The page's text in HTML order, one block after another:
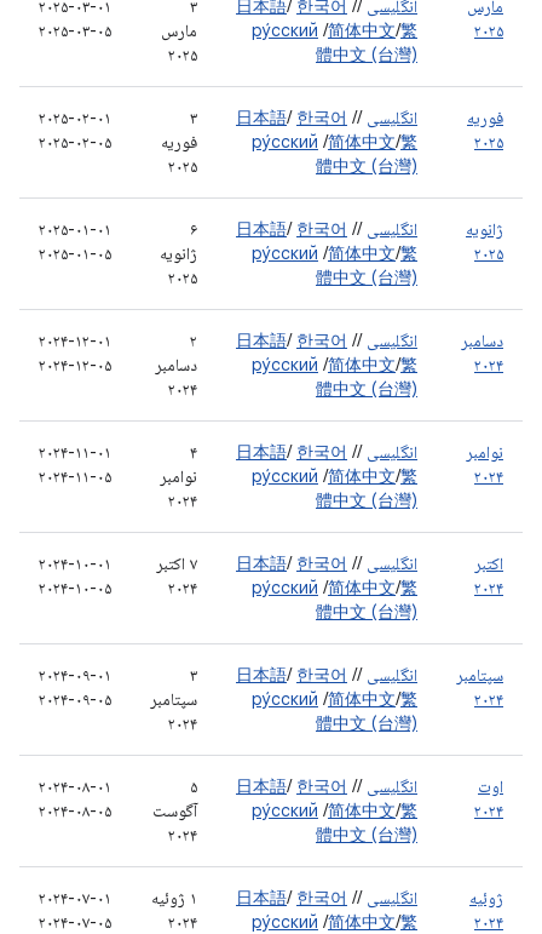
مارس
۲۰۲۵
انگلیسی /
日本語/ 한국어 /
ру́сский /简体中文/繁
體中文 (台灣)
۳
مارس
۲۰۲۵
۲۰۲۵-۰۳-۰۱
۲۰۲۵-۰۳-۰۵
فوریه
۲۰۲۵
انگلیسی /
日本語/ 한국어 /
ру́сский /简体中文/繁
體中文 (台灣)
۳
فوریه
۲۰۲۵
۲۰۲۵-۰۲-۰۱
۲۰۲۵-۰۲-۰۵
ژانویه
۲۰۲۵
انگلیسی /
日本語/ 한국어 /
ру́сский /简体中文/繁
體中文 (台灣)
۶
ژانویه
۲۰۲۵
۲۰۲۵-۰۱-۰۱
۲۰۲۵-۰۱-۰۵
دسامبر
۲۰۲۴
انگلیسی /
日本語/ 한국어 /
ру́сский /简体中文/繁
體中文 (台灣)
۲
دسامبر
۲۰۲۴
۲۰۲۴-۱۲-۰۱
۲۰۲۴-۱۲-۰۵
نوامبر
۲۰۲۴
انگلیسی /
日本語/ 한국어 /
ру́сский /简体中文/繁
體中文 (台灣)
۴
نوامبر
۲۰۲۴
۲۰۲۴-۱۱-۰۱
۲۰۲۴-۱۱-۰۵
اکتبر
۲۰۲۴
انگلیسی /
日本語/ 한국어 /
ру́сский /简体中文/繁
體中文 (台灣)
۷ اکتبر
۲۰۲۴
۲۰۲۴-۱۰-۰۱
۲۰۲۴-۱۰-۰۵
سپتامبر
۲۰۲۴
انگلیسی /
日本語/ 한국어 /
ру́сский /简体中文/繁
體中文 (台灣)
۳
سپتامبر
۲۰۲۴
۲۰۲۴-۰۹-۰۱
۲۰۲۴-۰۹-۰۵
اوت
۲۰۲۴
انگلیسی /
日本語/ 한국어 /
ру́сский /简体中文/繁
體中文 (台灣)
۵
آگوست
۲۰۲۴
۲۰۲۴-۰۸-۰۱
۲۰۲۴-۰۸-۰۵
ژوئیه
۲۰۲۴
انگلیسی /
日本語/ 한국어 /
ру́сский /简体中文/繁
۱ ژوئیه
۲۰۲۴
۲۰۲۴-۰۷-۰۱
۲۰۲۴-۰۷-۰۵